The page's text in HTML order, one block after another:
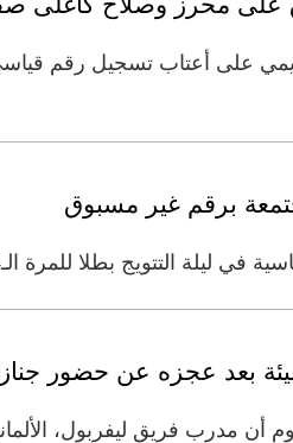
على أعتاب تسجيل رقم
برقم غير مسبوق
الـ14 في نخبة المسابقات الأوروبية، دوري أبطال
بعد عجزه عن حضور
أن مدرب فريق ليفربول،